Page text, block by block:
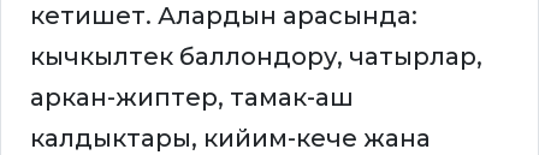
кетишет. Алардын арасында:
кычкылтек баллондору, чатырлар,
аркан-жиптер, тамак-аш
калдыктары, кийим-кече жана